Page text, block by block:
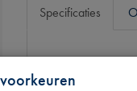
Specificaties